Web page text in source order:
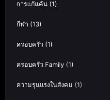
การแก้แค้น (1)
กีฬา (13)
ครอบครัว (1)
ครอบครัว Family (1)
ความรุนแรงในสังคม (1)